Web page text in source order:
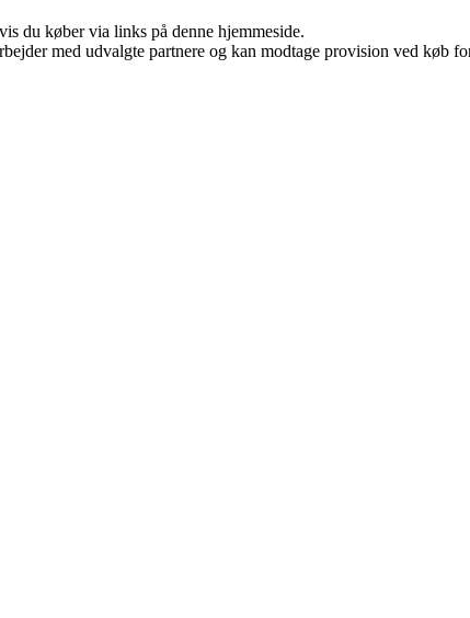
du køber via links på denne hjemmeside.
med udvalgte partnere og kan modtage provision ved køb